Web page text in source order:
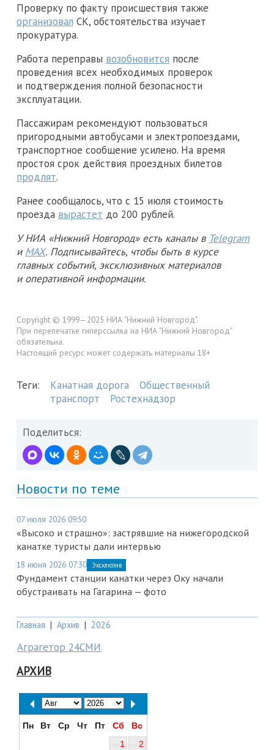
Проверку по факту происшествия также
организовал СК, обстоятельства изучает
прокуратура.
Работа переправы возобновится после
проведения всех необходимых проверок
и подтверждения полной безопасности
эксплуатации.
Пассажирам рекомендуют пользоваться
пригородными автобусами и электропоездами,
транспортное сообщение усилено. На время
простоя срок действия проездных билетов
продлят.
Ранее сообщалось, что с 15 июля стоимость
проезда вырастет до 200 рублей.
У НИА «Нижний Новгород» есть каналы в Telegram
и MAX. Подписывайтесь, чтобы быть в курсе
главных событий, эксклюзивных материалов
и оперативной информации.
Copyright © 1999—2025 НИА "Нижний Новгород".
При перепечатке гиперссылка на НИА "Нижний Новгород"
обязательна.
Настоящий ресурс может содержать материалы 18+
Теги: Канатная дорога
Общественный
транспорт
Ростехнадзор
Поделиться:
Новости по теме
07 июля 2026 09:50
«Высоко и страшно»: застрявшие на нижегородской
канатке туристы дали интервью
18 июня 2026 07:30 Эксклюзив
Фундамент станции канатки через Оку начали
обустраивать на Гагарина — фото
Главная | Архив | 2026
Аграгетор 24СМИ
АРХИВ
Пн Вт Ср Чт Пт Сб
Вс
1
2